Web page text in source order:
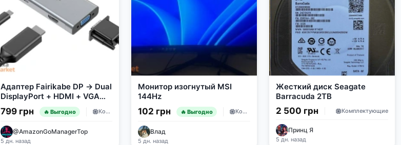
Адаптер Fairikabe DP → Dual
DisplayPort + HDMI + VGA
(4-в-1)
799 грн 🔥 Выгодно Комплектующие
@AmazonGoManagerTop
5 дн. назад
Монитор изогнутый MSI
144Hz
102 грн 🔥 Выгодно Комплектующие
Влад
5 дн. назад
Жесткий диск Seagate
Barracuda 2TB
2 500 грн Комплектующие
Принц Я
5 дн. назад